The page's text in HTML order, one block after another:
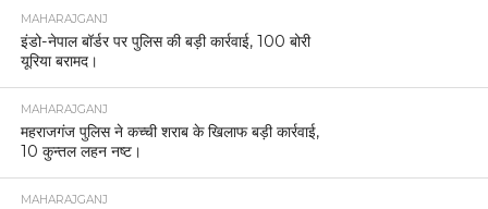
MAHARAJGANJ
इंडो-नेपाल बॉर्डर पर पुलिस की बड़ी कार्रवाई, 100 बोरी
यूरिया बरामद।
MAHARAJGANJ
महराजगंज पुलिस ने कच्ची शराब के खिलाफ बड़ी कार्रवाई,
10 कुन्तल लहन नष्ट।
MAHARAJGANJ